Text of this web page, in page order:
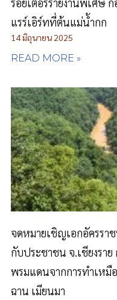
รอยเตอร์รายงานพิเศษ
แรร์เอิร์ทที่ต้นแม่น้ำกก
14 มิถุนายน 2025
READ MORE »
จดหมายเชิญเอกอัครร
กับประชาชน จ.เชียงร
พรมแดนจากการทำเห
ฉาน เมียนมา